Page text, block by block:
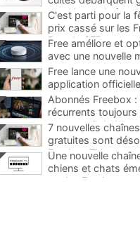
avec leurs chaînes
C'est parti pour la
prix cassé sur les
Box de SFR
Free améliore et
avec une nouvelle
Free lance une
application
Abonnés Freebox
récurrents
super outil de la
manque
7 nouvelles
gratuites sont
Freebox TV
Une nouvelle
chiens et chats
sur les Freebox, et